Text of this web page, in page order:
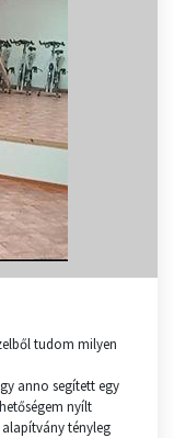
tudom milyen
anno segített egy
nyílt
tényleg